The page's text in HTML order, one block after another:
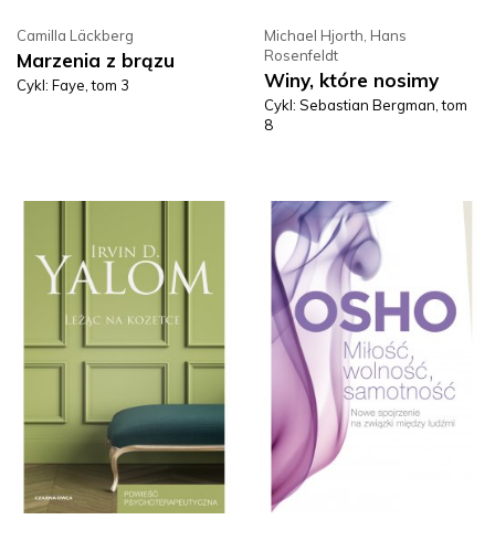
Camilla Läckberg
Marzenia z brązu
Cykl: Faye, tom 3
Michael Hjorth, Hans
Rosenfeldt
Winy, które nosimy
Cykl: Sebastian Bergman, tom
8